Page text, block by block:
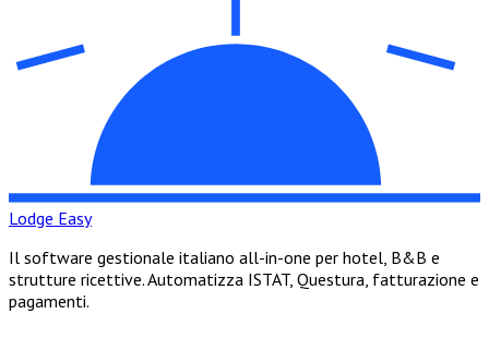
Lodge Easy
Il software gestionale italiano all-in-one per hotel, B&B e
strutture ricettive. Automatizza ISTAT, Questura, fatturazione e
pagamenti.